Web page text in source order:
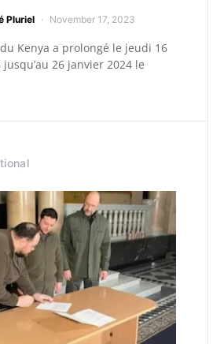
Pluriel November 17, 2023
Kenya a prolongé le jeudi 16
26 janvier 2024 le